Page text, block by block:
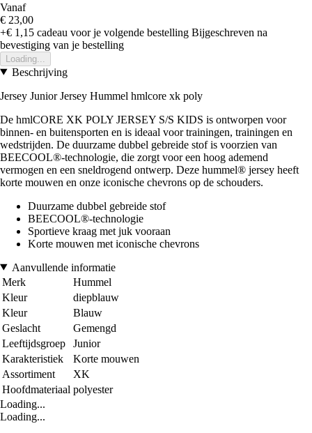
Vanaf
€ 23,00
+€ 1,15 cadeau voor je volgende bestelling Bijgeschreven na
bevestiging van je bestelling
Loading...
Beschrijving
Jersey Junior Jersey Hummel hmlcore xk poly
De hmlCORE XK POLY JERSEY S/S KIDS is ontworpen voor
binnen- en buitensporten en is ideaal voor trainingen, trainingen en
wedstrijden. De duurzame dubbel gebreide stof is voorzien van
BEECOOL®-technologie, die zorgt voor een hoog ademend
vermogen en een sneldrogend ontwerp. Deze hummel® jersey heeft
korte mouwen en onze iconische chevrons op de schouders.
Duurzame dubbel gebreide stof
BEECOOL®-technologie
Sportieve kraag met juk vooraan
Korte mouwen met iconische chevrons
Aanvullende informatie
Merk
Hummel
Kleur
diepblauw
Kleur
Blauw
Geslacht
Gemengd
Leeftijdsgroep
Junior
Karakteristiek
Korte mouwen
Assortiment
XK
Hoofdmateriaal polyester
Loading...
Loading...